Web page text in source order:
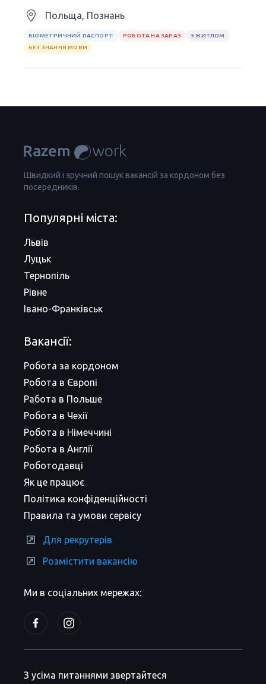
Польща, Познань
БІОМЕТРИЧНИЙ ПАСПОРТ РОБОТА НА ЗАРАЗ
З ЖИТЛОМ
БЕЗ ЗНАННЯ МОВИ
Швидкий і зручний пошук вакансій за кордоном без
посередників.
Ми в соціальних мережах:
Популярні міста:
Львів
Луцьк
Тернопіль
Рівне
Івано-Франківськ
Вакансії:
Робота за кордоном
Робота в Європі
Работа в Польше
Робота в Чехії
Робота в Німеччині
Робота в Англії
Роботодавці
Як це працює
Політика конфіденційності
Правила та умови сервісу
Для рекрутерів
Розмістити вакансію
З усіма питаннями звертайтеся